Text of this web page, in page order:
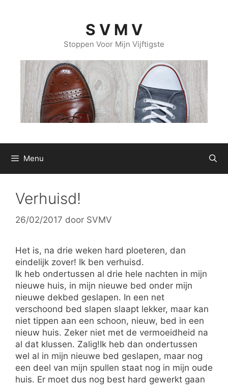
S V M V
Stoppen Voor Mijn Vijftigste
Menu
Verhuisd!
26/02/2017 door SVMV
Het is, na drie weken hard ploeteren, dan
eindelijk zover! Ik ben verhuisd.
Ik heb ondertussen al drie hele nachten in mijn
nieuwe huis, in mijn nieuwe bed onder mijn
nieuwe dekbed geslapen. In een net
verschoond bed slapen slaapt lekker, maar kan
niet tippen aan een schoon, nieuw, bed in een
nieuw huis. Zeker niet met de vermoeidheid na
al dat klussen. Zalig!Ik heb dan ondertussen
wel al in mijn nieuwe bed geslapen, maar nog
een deel van mijn spullen staat nog in mijn oude
huis. Er moet dus nog best hard gewerkt gaan